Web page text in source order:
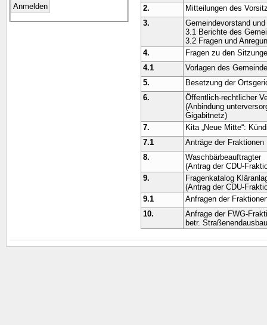
2.
Mitteilungen des
3.
Gemeindevorstand und
3.1 Berichte des
3.2 Fragen und
4.
Fragen zu den
4.1
Vorlagen des
5.
Besetzung der
6.
Öffentlich-rechtlicher
(Anbindung
Gigabitnetz)
7.
Kita „Neue Mitte“:
7.1
Anträge der Fraktionen
8.
Waschbärbeauftragter
(Antrag der CDU-
9.
Fragenkatalog
(Antrag der CDU-
9.1
Anfragen der
10.
Anfrage der FWG-
betr.